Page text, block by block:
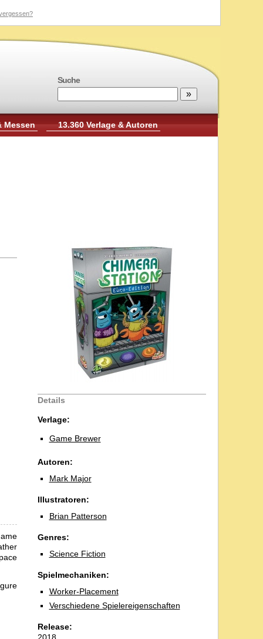
Suche
Messen 13.360 Verlage & Autoren
Details
Verlage:
Game Brewer
Autoren:
Mark Major
Illustratoren:
Brian Patterson
Genres:
Science Fiction
Spielmechaniken:
Worker-Placement
Verschiedene Spielereigenschaften
Release: